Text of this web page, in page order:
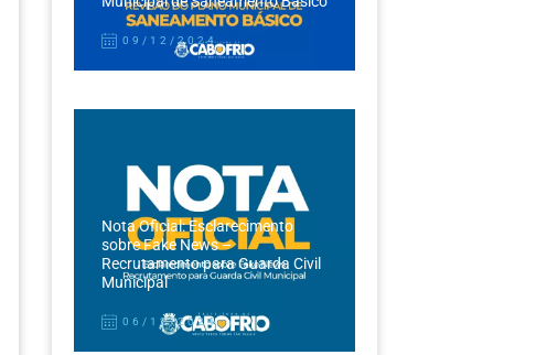
09/12/2024
Nota Oficial: Esclarecimento
sobre Fake News –
Recrutamento para Guarda Civil
Municipal
06/12/2024